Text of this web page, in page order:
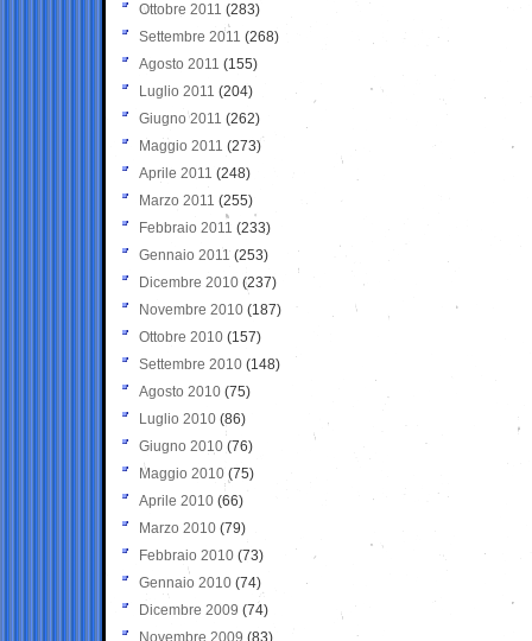
Ottobre 2011 (283)
Settembre 2011 (268)
Agosto 2011 (155)
Luglio 2011 (204)
Giugno 2011 (262)
Maggio 2011 (273)
Aprile 2011 (248)
Marzo 2011 (255)
Febbraio 2011 (233)
Gennaio 2011 (253)
Dicembre 2010 (237)
Novembre 2010 (187)
Ottobre 2010 (157)
Settembre 2010 (148)
Agosto 2010 (75)
Luglio 2010 (86)
Giugno 2010 (76)
Maggio 2010 (75)
Aprile 2010 (66)
Marzo 2010 (79)
Febbraio 2010 (73)
Gennaio 2010 (74)
Dicembre 2009 (74)
Novembre 2009 (83)